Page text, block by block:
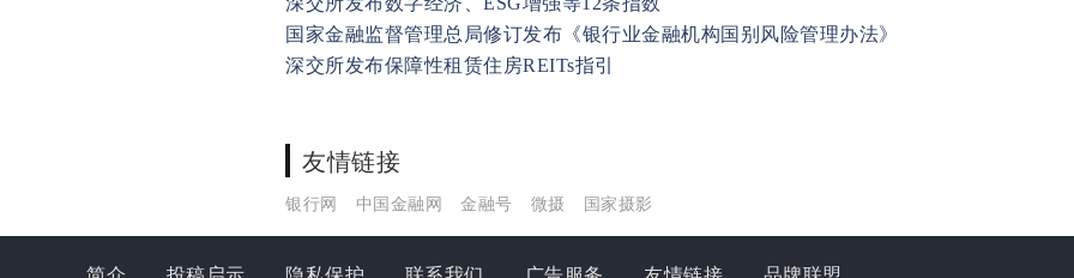
国家金融监督管理总局修订发布《银行业金融机构国别风险管理办法》
深交所发布保障性租赁住房REITs指引
友情链接
银行网 中国金融网 金融号 微摄 国家摄影